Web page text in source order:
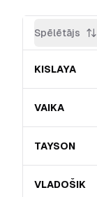
Spēlētājs
KISLAYA
VAIKA
TAYSON
VLADOŠIK